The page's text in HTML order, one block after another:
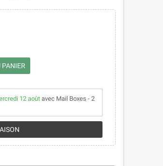
PANIER
12 août avec Mail Boxes - 2